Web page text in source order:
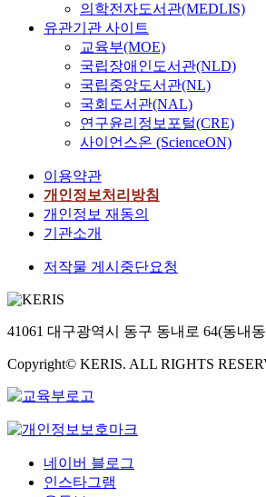
의학전자도서관(MEDLIS)
유관기관 사이트
교육부(MOE)
국립장애인도서관(NLD)
국립중앙도서관(NL)
국회도서관(NAL)
연구윤리정보포털(CRE)
사이언스온 (ScienceON)
이용약관
개인정보처리방침
개인정보 재동의
기관소개
저작물 게시중단요청
41061 대구광역시 동구 동내로 64(동내
Copyright© KERIS. ALL RIGHTS
네이버 블로그
인스타그램